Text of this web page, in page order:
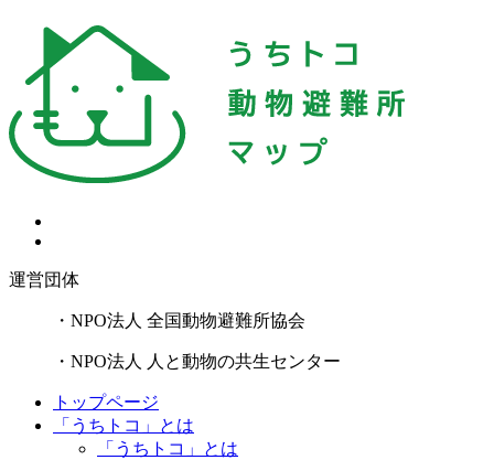
運営団体
・NPO法人 全国動物避難所協会
・NPO法人 人と動物の共生センター
トップページ
「うちトコ」とは
「うちトコ」とは